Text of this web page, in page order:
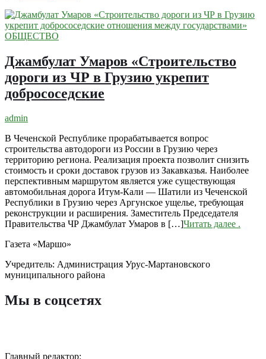
ОБЩЕСТВО
Джамбулат Умаров «Строительство
дороги из ЧР в Грузию укрепит
добрососедские
admin
В Чеченской Республике прорабатывается вопрос
строительства автодороги из России в Грузию через
территорию региона. Реализация проекта позволит снизить
стоимость и сроки доставок грузов из Закавказья. Наиболее
перспективным маршрутом является уже существующая
автомобильная дорога Итум-Кали — Шатили из Чеченской
Республики в Грузию через Аргунское ущелье, требующая
реконструкции и расширения. Заместитель Председателя
Правительства ЧР Джамбулат Умаров в […]Читать далее .
Газета «Маршо»
Учредитель: Администрация Урус-Мартановского
муниципального района
Мы в соцсетях
Главный редактор: